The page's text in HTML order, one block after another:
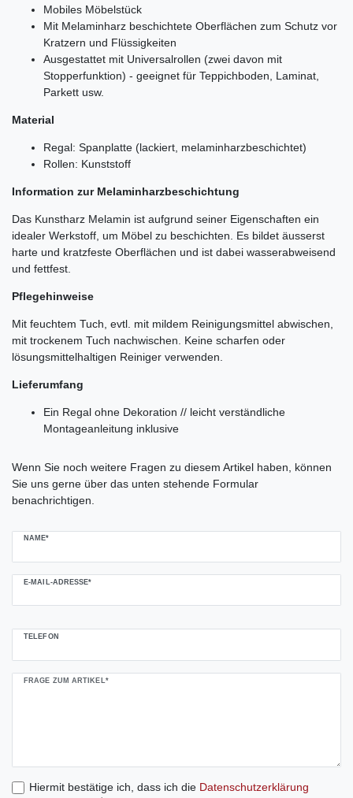
Mobiles Möbelstück
Mit Melaminharz beschichtete Oberflächen zum Schutz vor
Kratzern und Flüssigkeiten
Ausgestattet mit Universalrollen (zwei davon mit
Stopperfunktion) - geeignet für Teppichboden, Laminat,
Parkett usw.
Material
Regal: Spanplatte (lackiert, melaminharzbeschichtet)
Rollen: Kunststoff
Information zur Melaminharzbeschichtung
Das Kunstharz Melamin ist aufgrund seiner Eigenschaften ein
idealer Werkstoff, um Möbel zu beschichten. Es bildet äusserst
harte und kratzfeste Oberflächen und ist dabei wasserabweisend
und fettfest.
Pflegehinweise
Mit feuchtem Tuch, evtl. mit mildem Reinigungsmittel abwischen,
mit trockenem Tuch nachwischen. Keine scharfen oder
lösungsmittelhaltigen Reiniger verwenden.
Lieferumfang
Ein Regal ohne Dekoration // leicht verständliche
Montageanleitung inklusive
Wenn Sie noch weitere Fragen zu diesem Artikel haben, können
Sie uns gerne über das unten stehende Formular
benachrichtigen.
NAME*
E-MAIL-ADRESSE*
TELEFON
FRAGE ZUM ARTIKEL*
Hiermit bestätige ich, dass ich die Daten­schutz­erklärung